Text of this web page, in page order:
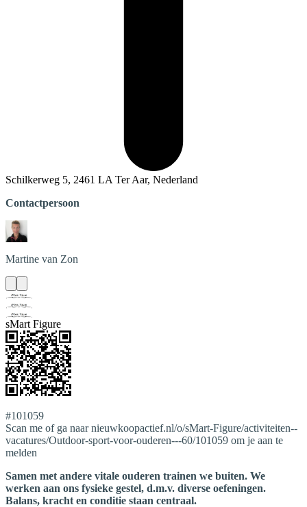
Schilkerweg 5, 2461 LA Ter Aar, Nederland
Contactpersoon
Martine van Zon
sMart Figure
#101059
Scan me of ga naar nieuwkoopactief.nl/o/sMart-Figure/activiteiten--
vacatures/Outdoor-sport-voor-ouderen---60/101059 om je aan te
melden
Samen met andere vitale ouderen trainen we buiten. We
werken aan ons fysieke gestel, d.m.v. diverse oefeningen.
Balans, kracht en conditie staan centraal.